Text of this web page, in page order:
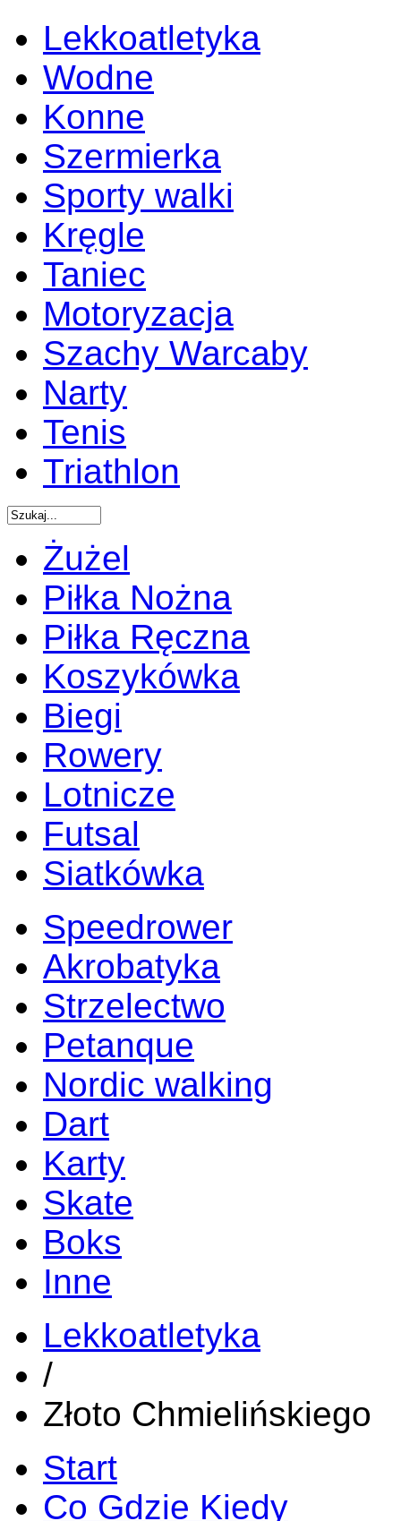
Lekkoatletyka
Wodne
Konne
Szermierka
Sporty walki
Kręgle
Taniec
Motoryzacja
Szachy Warcaby
Narty
Tenis
Triathlon
Żużel
Piłka Nożna
Piłka Ręczna
Koszykówka
Biegi
Rowery
Lotnicze
Futsal
Siatkówka
Speedrower
Akrobatyka
Strzelectwo
Petanque
Nordic walking
Dart
Karty
Skate
Boks
Inne
Lekkoatletyka
/
Złoto Chmielińskiego
Start
Co Gdzie Kiedy